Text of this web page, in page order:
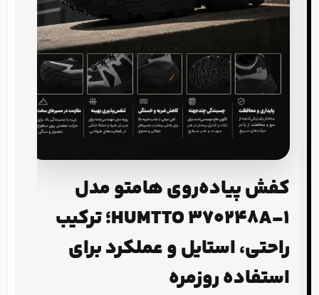
کفش پیاده‌روی هامتو مدل
HUMTTO 370248A-1؛ ترکیب
راحتی، استایل و عملکرد برای
استفاده روزمره